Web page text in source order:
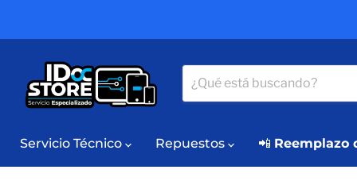
Servicio Técnico Repuestos 📲 Reemplazo